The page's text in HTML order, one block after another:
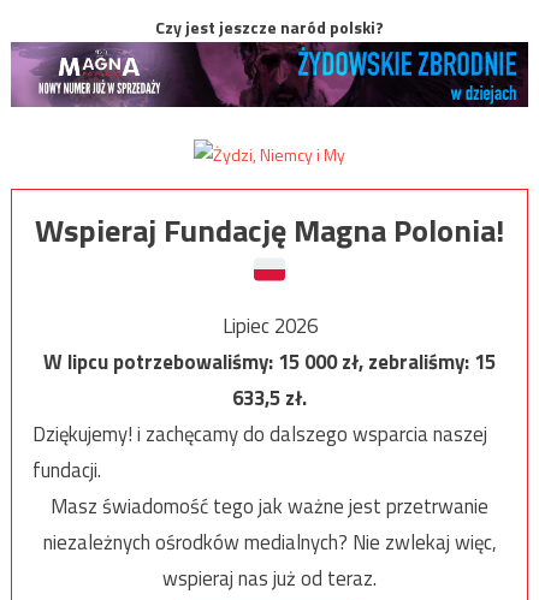
Czy jest jeszcze naród polski?
Wspieraj Fundację Magna Polonia!
Lipiec 2026
W lipcu potrzebowaliśmy:15 000zł, zebraliśmy:15
633,5zł.
Dziękujemy! i zachęcamy do dalszego wsparcia naszej
fundacji.
Masz świadomość tego jak ważne jest przetrwanie
niezależnych ośrodków medialnych? Nie zwlekaj więc,
wspieraj nas już od teraz.